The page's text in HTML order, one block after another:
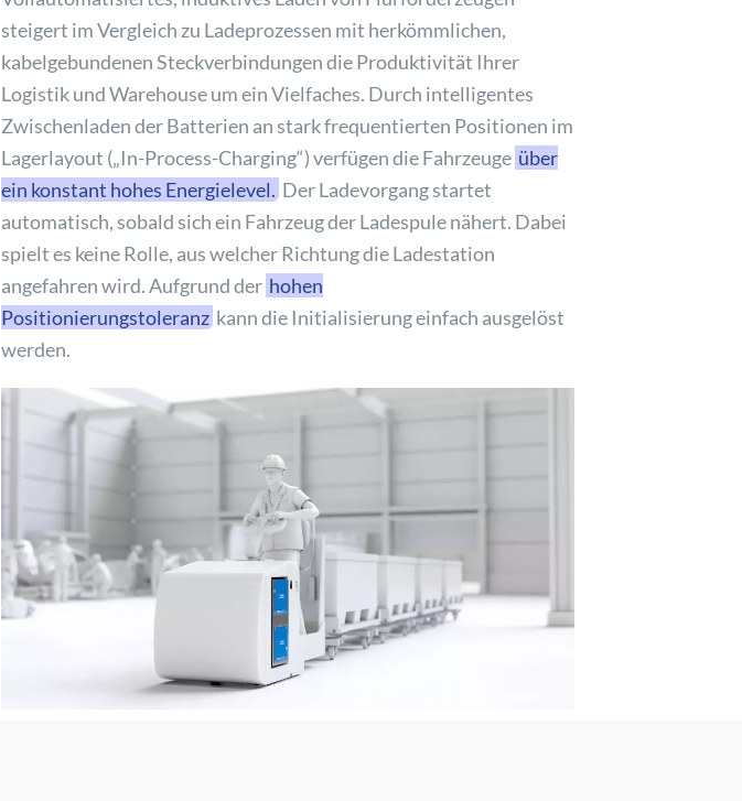
steigert im Vergleich zu Ladeprozessen mit herkömmlichen,
kabelgebundenen Steckverbindungen die Produktivität Ihrer
Logistik und Warehouse um ein Vielfaches. Durch intelligentes
Zwischenladen der Batterien an stark frequentierten Positionen im
Lagerlayout („In-Process-Charging“) verfügen die Fahrzeuge über
ein konstant hohes Energielevel. Der Ladevorgang startet
automatisch, sobald sich ein Fahrzeug der Ladespule nähert. Dabei
spielt es keine Rolle, aus welcher Richtung die Ladestation
angefahren wird. Aufgrund der hohen
Positionierungstoleranz kann die Initialisierung einfach ausgelöst
werden.